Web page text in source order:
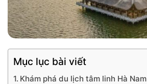
Mục lục bài viết
Khám phá du lịch tâm linh Hà Nam